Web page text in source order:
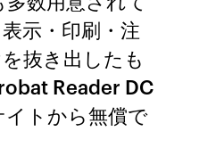
示・印刷・注
抜き出したも
Reader DC
トから無償で